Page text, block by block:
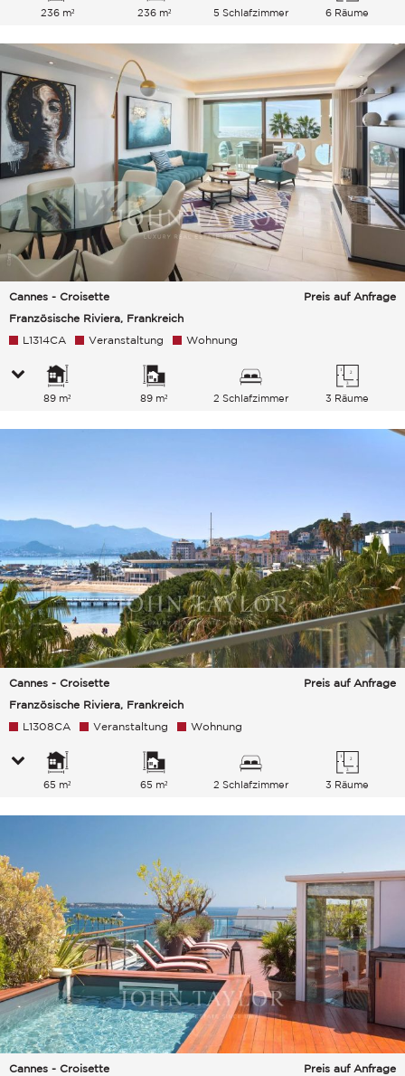
236 m² 236 m² 5 Schlafzimmer 6 Räume
Cannes - Croisette
Französische Riviera, Frankreich
Preis auf Anfrage
L1314CA Veranstaltung Wohnung
89 m² 89 m² 2 Schlafzimmer 3 Räume
Cannes - Croisette
Französische Riviera, Frankreich
Preis auf Anfrage
L1308CA Veranstaltung Wohnung
65 m² 65 m² 2 Schlafzimmer 3 Räume
Cannes - Croisette
Preis auf Anfrage